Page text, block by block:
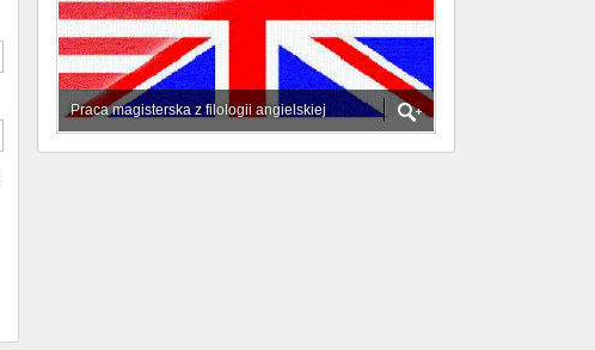
Praca magisterska z filologii angielskiej